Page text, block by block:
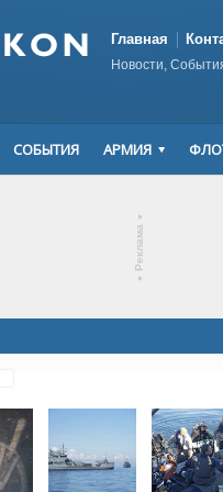
Главная
Новости,
СОБЫТИЯ АРМИЯ
▾
Реклама
▾